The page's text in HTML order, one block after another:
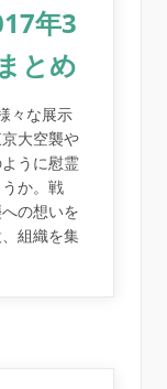
年3
とめ
々な展示
大空襲や
うに慰霊
か。戦
の想いを
組織を集